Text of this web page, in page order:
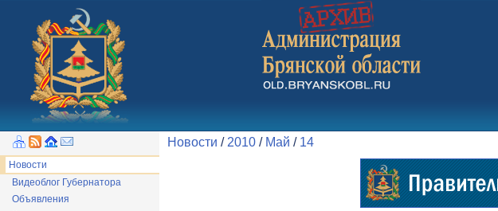
Новости
Видеоблог Губернатора
Объявления
Новости / 2010 / Май / 14